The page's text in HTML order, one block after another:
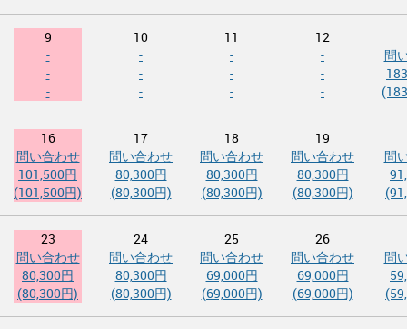
9
-
-
-
10
-
-
-
11
-
-
-
12
-
-
-
問
16
問い合わせ
101,500円
(101,500円)
17
問い合わせ
80,300円
(80,300円)
18
問い合わせ
80,300円
(80,300円)
19
問い合わせ
80,300円
(80,300円)
問
23
問い合わせ
80,300円
(80,300円)
24
問い合わせ
80,300円
(80,300円)
25
問い合わせ
69,000円
(69,000円)
26
問い合わせ
69,000円
(69,000円)
問